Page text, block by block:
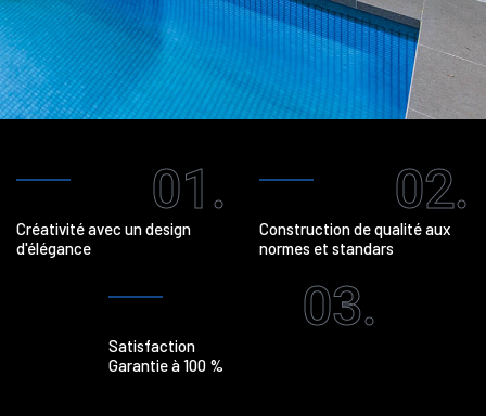
01.
Créativité avec un design
d'élégance
02.
Construction de qualité aux
normes et standars
03.
Satisfaction
Garantie à 100 %